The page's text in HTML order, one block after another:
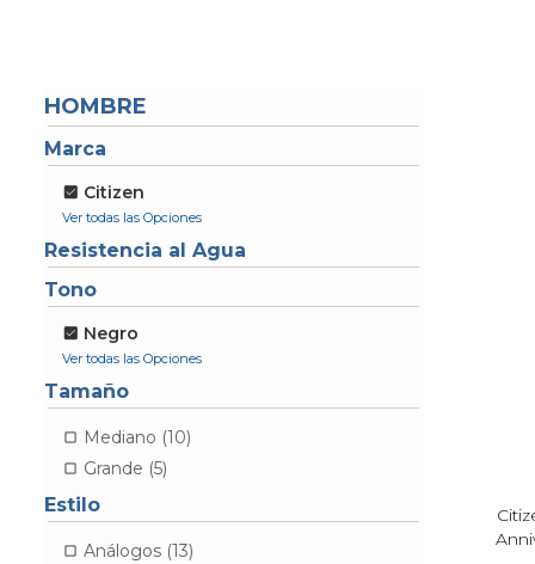
HOMBRE
Marca
Citizen
Resistencia al Agua
Tono
Negro
Tamaño
Mediano (10)
Grande (5)
Estilo
Análogos (13)